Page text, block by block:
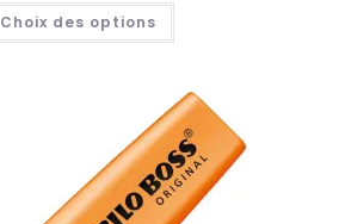
Choix des options